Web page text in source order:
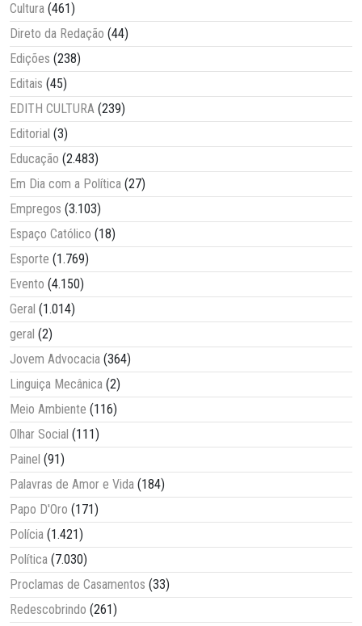
Cultura (461)
Direto da Redação (44)
Edições (238)
Editais (45)
EDITH CULTURA (239)
Editorial (3)
Educação (2.483)
Em Dia com a Política (27)
Empregos (3.103)
Espaço Católico (18)
Esporte (1.769)
Evento (4.150)
Geral (1.014)
geral (2)
Jovem Advocacia (364)
Linguiça Mecânica (2)
Meio Ambiente (116)
Olhar Social (111)
Painel (91)
Palavras de Amor e Vida (184)
Papo D'Oro (171)
Polícia (1.421)
Política (7.030)
Proclamas de Casamentos (33)
Redescobrindo (261)